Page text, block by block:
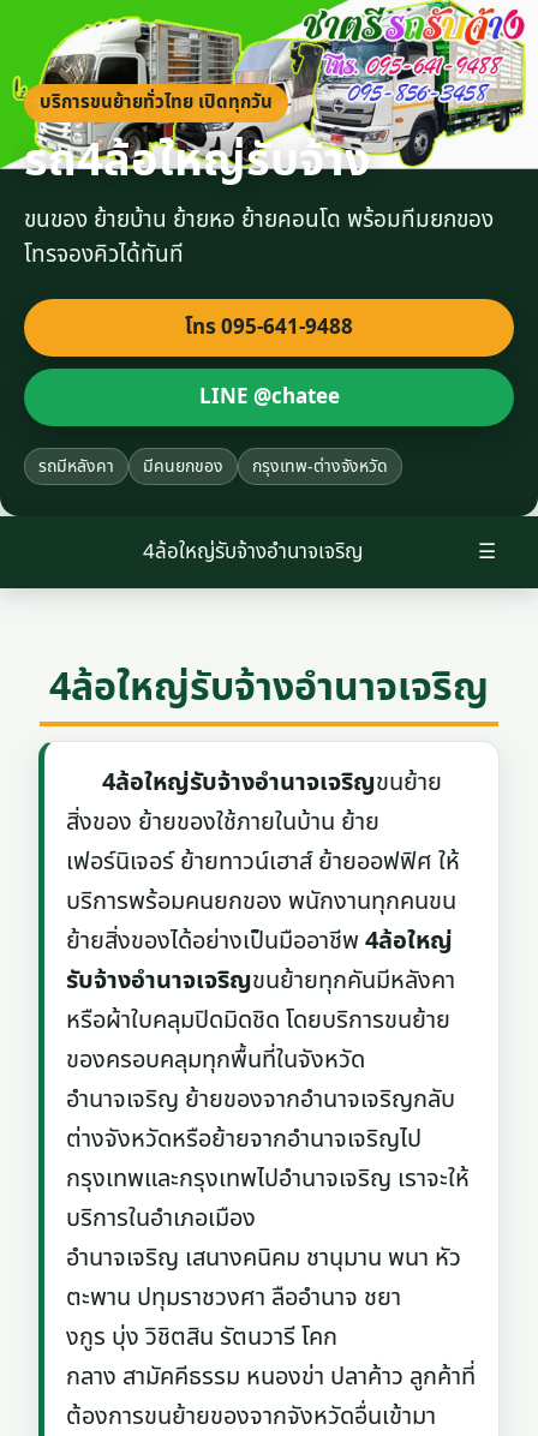
บริการขนย้ายทั่วไทย เปิดทุกวัน
รถ4ล้อใหญ่รับจ้าง
ขนของ ย้ายบ้าน ย้ายหอ ย้ายคอนโด พร้อมทีมยกของ
โทรจองคิวได้ทันที
โทร 095-641-9488
LINE @chatee
รถมีหลังคา มีคนยกของ กรุงเทพ-ต่างจังหวัด
☰
4ล้อใหญ่รับจ้างอํานาจเจริญ
4ล้อใหญ่รับจ้างอํานาจเจริญ
4ล้อใหญ่รับจ้างอํานาจเจริญขนย้าย
สิ่งของ ย้ายของใช้ภายในบ้าน ย้าย
เฟอร์นิเจอร์ ย้ายทาวน์เฮาส์ ย้ายออฟฟิศ ให้
บริการพร้อมคนยกของ พนักงานทุกคนขน
ย้ายสิ่งของได้อย่างเป็นมืออาชีพ4ล้อใหญ่
รับจ้างอํานาจเจริญขนย้ายทุกคันมีหลังคา
หรือผ้าใบคลุมปิดมิดชิด โดยบริการขนย้าย
ของครอบคลุมทุกพื้นที่ในจังหวัด
อำนาจเจริญ ย้ายของจากอำนาจเจริญกลับ
ต่างจังหวัดหรือย้ายจากอำนาจเจริญไป
กรุงเทพและกรุงเทพไปอำนาจเจริญ เราจะให้
บริการในอำเภอเมือง
อำนาจเจริญ เสนางคนิคม ชานุมาน พนา หัว
ตะพาน ปทุมราชวงศา ลืออำนาจ ชยา
งกูร บุ่ง วิชิตสิน รัตนวารี โคก
กลาง สามัคคีธรรม หนองข่า ปลาค้าว ลูกค้าที่
ต้องการขนย้ายของจากจังหวัดอื่นเข้ามา